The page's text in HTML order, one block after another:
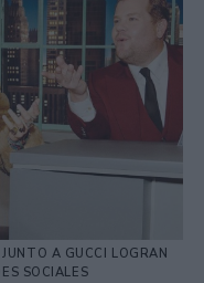
A GUCCI LOGRAN
SOCIALES